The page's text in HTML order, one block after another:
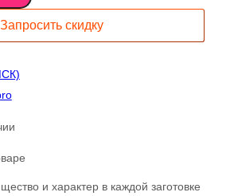
Запросить скидку
и характер в каждой заготовке